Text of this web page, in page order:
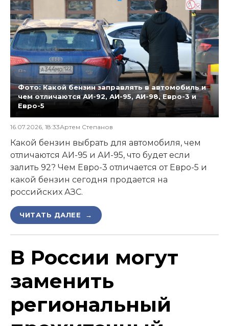
Фото: Какой бензин заправлять в автомобиль и
чем отличаются АИ-92, АИ-95, АИ-98, Евро-3 и
Евро-5
16.07.2026, 18:33Артем Степанов
Какой бензин выбрать для автомобиля, чем
отличаются АИ-95 и АИ-95, что будет если
залить 92? Чем Евро-3 отличается от Евро-5 и
какой бензин сегодня продается на
российских АЗС.
ЧИТАТЬ ДАЛЕЕ →
В России могут
заменить
региональный